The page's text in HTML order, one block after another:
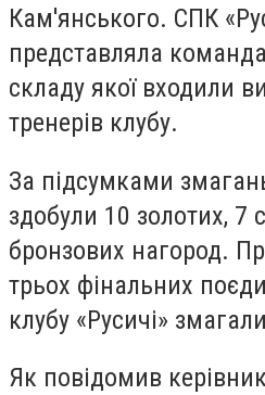
Кам'янського. СПК
представляла
складу якої входили
тренерів клубу.
За підсумками
здобули 10 золотих, 7
бронзових нагород.
трьох фінальних
клубу «Русичі»
Як повідомив